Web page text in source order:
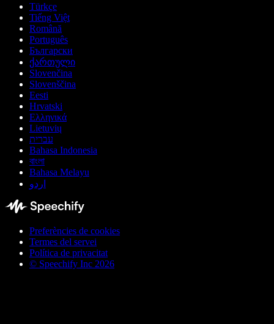
Türkçe
Tiếng Việt
Română
Português
Български
ქართული
Slovenčina
Slovenščina
Eesti
Hrvatski
Ελληνικά
Lietuvių
עברית
Bahasa Indonesia
বাংলা
Bahasa Melayu
اردو
Preferències de cookies
Termes del servei
Política de privacitat
© Speechify Inc 2026